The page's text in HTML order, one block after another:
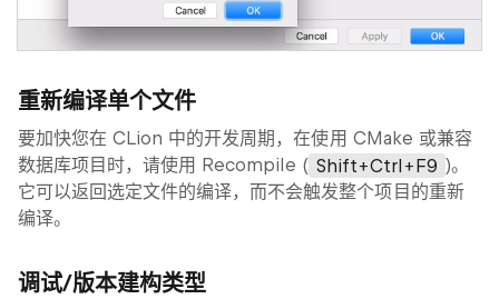
重新编译单个文件
要加快您在 CLion 中的开发周期，在使用 CMake 或兼容
数据库项目时，请使用 Recompile ( Shift+Ctrl+F9 )。
它可以返回选定文件的编译，而不会触发整个项目的重新
编译。
调试/版本建构类型